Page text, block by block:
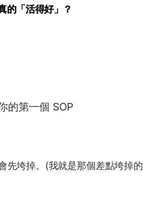
的「活得好」？
的第一個 SOP
先垮掉。(我就是那個差點垮掉的